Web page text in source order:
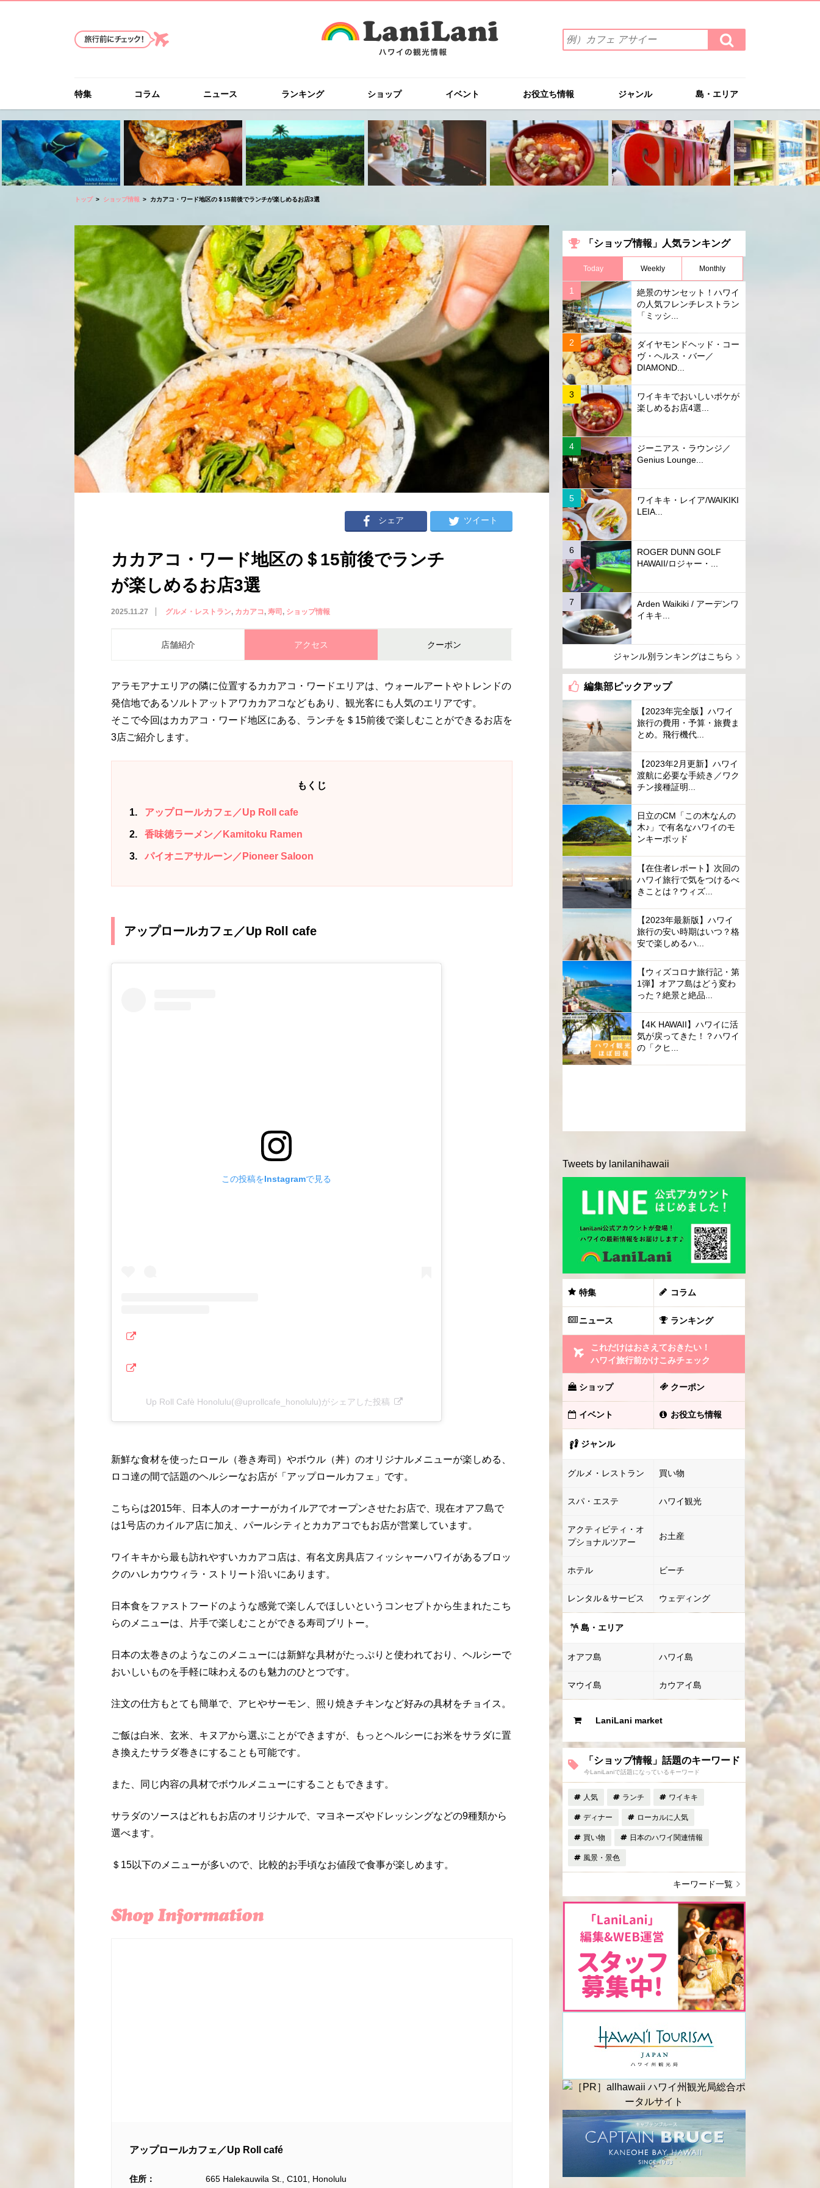
索
ワ
を
入
力
(例）
カ
フ
ェ
イ
ー
検
索
す
特集 コラム ニュース ランキング ショップ イベント お役立ち情報 ジャンル 島・エリア
トップ ショップ情報 カカアコ・ワード地区の＄15前後でランチが楽しめるお店3選
シェア ツイート
カカアコ・ワード地区の＄15前後でランチ
が楽しめるお店3選
2025.11.27 グルメ・レストラン カカアコ 寿司 ショップ情報
店舗紹介 アクセス クーポン
アラモアナエリアの隣に位置するカカアコ・ワードエリアは、ウォールアートやトレンドの
発信地であるソルトアットアワカカアコなどもあり、観光客にも人気のエリアです。
そこで今回はカカアコ・ワード地区にある、ランチを＄15前後で楽しむことができるお店を
3店ご紹介します。
もくじ
1 アップロールカフェ／Up Roll cafe
2 香味徳ラーメン／Kamitoku Ramen
3 パイオニアサルーン／Pioneer Saloon
アップロールカフェ／Up Roll cafe
この投稿をInstagramで見る
Up Roll Cafè Honolulu(@uprollcafe_honolulu)がシェアした投稿
新鮮な食材を使ったロール（巻き寿司）やボウル（丼）のオリジナルメニューが楽しめる、
ロコ達の間で話題のヘルシーなお店が「アップロールカフェ」です。
こちらは2015年、日本人のオーナーがカイルアでオープンさせたお店で、現在オアフ島で
は1号店のカイルア店に加え、パールシティとカカアコでもお店が営業しています。
ワイキキから最も訪れやすいカカアコ店は、有名文房具店フィッシャーハワイがあるブロッ
クのハレカウウィラ・ストリート沿いにあります。
日本食をファストフードのような感覚で楽しんでほしいというコンセプトから生まれたこち
らのメニューは、片手で楽しむことができる寿司ブリトー。
日本の太巻きのようなこのメニューには新鮮な具材がたっぷりと使われており、ヘルシーで
おいしいものを手軽に味わえるのも魅力のひとつです。
注文の仕方もとても簡単で、アヒやサーモン、照り焼きチキンなど好みの具材をチョイス。
ご飯は白米、玄米、キヌアから選ぶことができますが、もっとヘルシーにお米をサラダに置
き換えたサラダ巻きにすることも可能です。
また、同じ内容の具材でボウルメニューにすることもできます。
サラダのソースはどれもお店のオリジナルで、マヨネーズやドレッシングなどの9種類から
選べます。
＄15以下のメニューが多いので、比較的お手頃なお値段で食事が楽しめます。
アップロールカフェ／Up Roll café
住所： 665 Halekauwila St., C101, Honolulu
「ショップ情報」人気ランキング
Today Weekly Monthly
絶景のサンセット！ハワイ
の人気フレンチレストラン
「ミッシ...
ダイヤモンドヘッド・コー
ヴ・ヘルス・バー／
DIAMOND...
ワイキキでおいしいポケが
楽しめるお店4選...
ジーニアス・ラウンジ／
Genius Lounge...
ワイキキ・レイア/WAIKIKI
LEIA...
ROGER DUNN GOLF
HAWAII/ロジャー・...
Arden Waikiki / アーデンワ
イキキ...
ジャンル別ランキングはこちら
編集部ピックアップ
【2023年完全版】ハワイ
旅行の費用・予算・旅費ま
とめ。飛行機代...
【2023年2月更新】ハワイ
渡航に必要な手続き／ワク
チン接種証明...
日立のCM「この木なんの
木♪」で有名なハワイのモ
ンキーポッド
【在住者レポート】次回の
ハワイ旅行で気をつけるべ
きことは？ウィズ...
【2023年最新版】ハワイ
旅行の安い時期はいつ？格
安で楽しめるハ...
【ウィズコロナ旅行記・第
1弾】オアフ島はどう変わ
った？絶景と絶品...
【4K HAWAII】ハワイに活
気が戻ってきた！？ハワイ
の「クヒ...
Tweets by lanilanihawaii
特集 コラム
ニュース ランキング
これだけはおさえておきたい！
ハワイ旅行前かけこみチェック
ショップ クーポン
イベント お役立ち情報
ジャンル
グルメ・レストラン 買い物
スパ・エステ ハワイ観光
アクティビティ・オ
プショナルツアー
お土産
ホテル ビーチ
レンタル＆サービス ウェディング
島・エリア
オアフ島 ハワイ島
マウイ島 カウアイ島
LaniLani market
「ショップ情報」話題のキーワード
今LaniLaniで話題になっているキーワード
人気 ランチ ワイキキ
ディナー ローカルに人気
買い物 日本のハワイ関連情報
風景・景色
キーワード一覧